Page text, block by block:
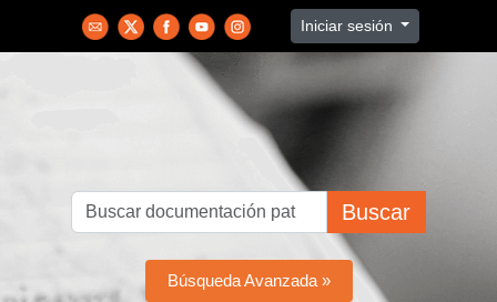
Iniciar sesión
Buscar
Búsqueda Avanzada »